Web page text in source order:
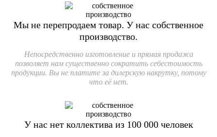
Мы не перепродаем товар. У нас собственное
производство.
Непосредственно изготовление и прямая продажа
позволяет нам существенно сократить себестоимость
продукции. Вы не платите за дилерскую накрутку, потому
что её нет.
У нас нет коллектива из 100 000человек